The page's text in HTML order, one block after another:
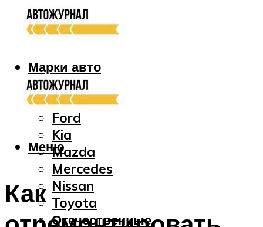
Марки авто
Audi
Bmw
Ford
Kia
Mazda
Mercedes
Nissan
Toyota
Отечественные
Меню
Как